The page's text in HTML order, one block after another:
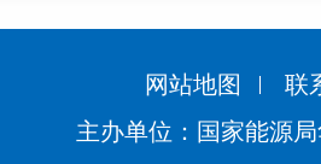
网站地图
联
主办单位：国家能源